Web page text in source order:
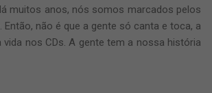
muitos anos, nós somos marcados pelos
Então, não é que a gente só canta e toca, a
nos CDs. A gente tem a nossa história